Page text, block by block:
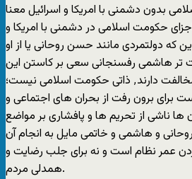
بدون دشمنی با امریکا و اسرائیل معنا
عبارتی٬ تمام اجزای حکومت اسلامی در دشمنی با امریکا و
که دولتمردی مانند حسن روحانی یا از او
تر هاشمی رفسنجانی سعی بر کاستن این
دشمنی و تبدیل آن به مخالفت دارند٬ ذاتی حکومت اسلامی نیست؛
برون رفت از بحران های اجتماعی و
ها ناشی از تحریم ها و پافشاری بر مواضع
و هاشمی و خاتمی مایل به انجام آن
عمر نظام است و نه برای جلب رضایت و
همدلی مردم.